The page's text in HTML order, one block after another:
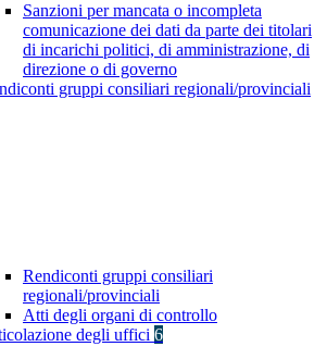
Sanzioni per mancata o incompleta
comunicazione dei dati da parte dei titolari
di incarichi politici, di amministrazione, di
direzione o di governo
gruppi consiliari regionali/provinciali
Rendiconti gruppi consiliari
regionali/provinciali
Atti degli organi di controllo
degli uffici 6